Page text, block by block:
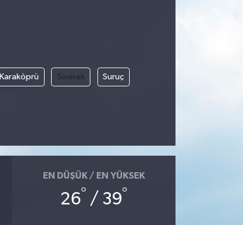
Karaköprü Siverek Suruç
EN DÜŞÜK / EN YÜKSEK
26° / 39°